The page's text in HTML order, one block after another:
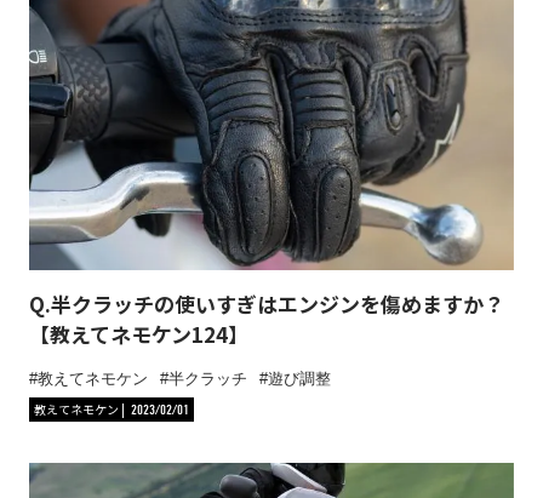
Q.半クラッチの使いすぎはエンジンを傷めますか？
【教えてネモケン124】
教えてネモケン 半クラッチ
遊び調整
教えてネモケン
2023/02/01